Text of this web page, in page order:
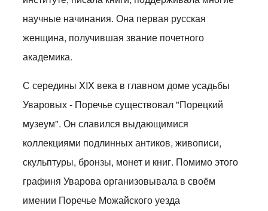
научные начинания. Она первая русская
женщина, получившая звание почетного
академика.
С середины XIX века в главном доме усадьбы
Уваровых - Поречье существовал "Порецкий
музеум". Он славился выдающимися
коллекциями подлинных антиков, живописи,
скульптуры, бронзы, монет и книг. Помимо этого
графиня Уварова организовывала в своём
имении Поречье Можайского уезда